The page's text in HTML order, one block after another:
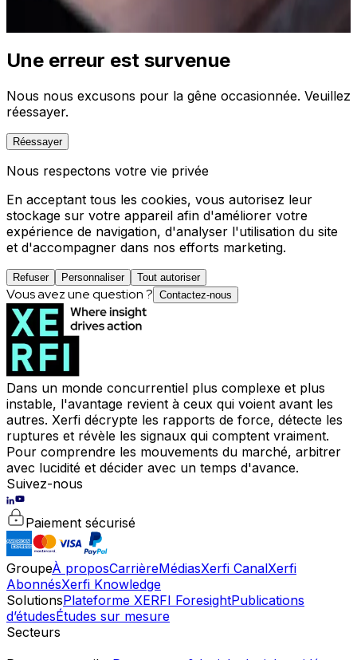
Découvrez la solution
Une erreur est survenue
Nous nous excusons pour la gêne occasionnée. Veuillez
réessayer.
Réessayer
Nous respectons votre vie privée
En acceptant tous les cookies, vous autorisez leur
stockage sur votre appareil afin d'améliorer votre
expérience de navigation, d'analyser l'utilisation du site
et d'accompagner dans nos efforts marketing.
Refuser Personnaliser Tout autoriser
Vous avez une question ? Contactez-nous
Dans un monde concurrentiel plus complexe et plus
instable, l'avantage revient à ceux qui voient avant les
autres. Xerfi décrypte les rapports de force, détecte les
ruptures et révèle les signaux qui comptent vraiment.
Pour comprendre les mouvements du marché, arbitrer
avec lucidité et décider avec un temps d'avance.
Suivez-nous
Paiement sécurisé
GroupeÀ proposCarrièreMédiasXerfi CanalXerfi
AbonnésXerfi Knowledge
SolutionsPlateforme XERFI ForesightPublications
d’étudesÉtudes sur mesure
Secteurs